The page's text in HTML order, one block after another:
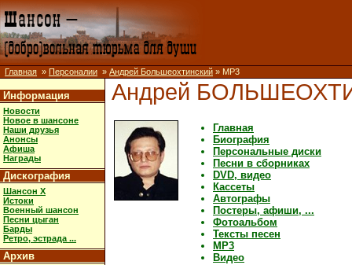
Главная » Персоналии » Андрей Большеохтинский » MP3
Информация
Новости
Новое в шансоне
Наши друзья
Анонсы
Афиша
Награды
Дискография
Шансон X
Истоки
Военный шансон
Песни цыган
Барды
Ретро, эстрада ...
Архив
Андрей
Главная
Биография
Персональные диски
Песни в сборниках
DVD, видео
Кассеты
Автографы
Постеры, афиши, ...
Фотоальбом
Тексты песен
MP3
Видео